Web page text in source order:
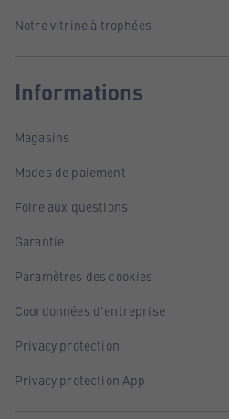
Notre vitrine à trophées
Informations
Magasins
Modes de paiement
Foire aux questions
Garantie
Paramètres des cookies
Coordonnées d'entreprise
Privacy protection
Privacy protection App